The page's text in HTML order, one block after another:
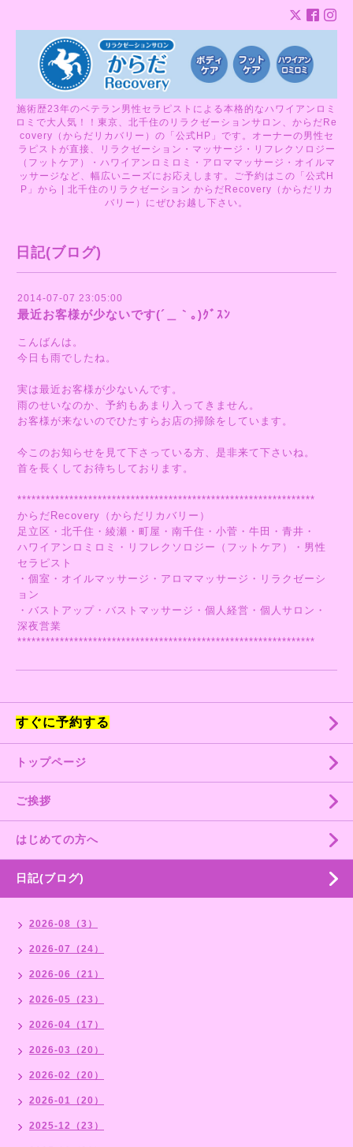
施術歴23年のベテラン男性セラピストによる本格的なハワイアンロミ
ロミで大人気！！東京、北千住のリラクゼーションサロン、からだRe
covery（からだリカバリー）の「公式HP」です。オーナーの男性セ
ラピストが直接、リラクゼーション・マッサージ・リフレクソロジー
（フットケア）・ハワイアンロミロミ・アロママッサージ・オイルマ
ッサージなど、幅広いニーズにお応えします。ご予約はこの「公式H
P」から | 北千住のリラクゼーション からだRecovery（からだリカ
バリー）にぜひお越し下さい。
日記(ブログ)
2014-07-07 23:05:00
最近お客様が少ないです(´＿｀｡)ｸﾞｽﾝ
こんばんは。
今日も雨でしたね。
実は最近お客様が少ないんです。
雨のせいなのか、予約もあまり入ってきません。
お客様が来ないのでひたすらお店の掃除をしています。
今このお知らせを見て下さっている方、是非来て下さいね。
首を長くしてお待ちしております。
***************************************************************
からだRecovery（からだリカバリー）
足立区・北千住・綾瀬・町屋・南千住・小菅・牛田・青井・
ハワイアンロミロミ・リフレクソロジー（フットケア）・男性
セラピスト
・個室・オイルマッサージ・アロママッサージ・リラクゼーシ
ョン
・バストアップ・バストマッサージ・個人経営・個人サロン・
深夜営業
***************************************************************
すぐに予約する
トップページ
ご挨拶
はじめての方へ
日記(ブログ)
2026-08（3）
2026-07（24）
2026-06（21）
2026-05（23）
2026-04（17）
2026-03（20）
2026-02（20）
2026-01（20）
2025-12（23）